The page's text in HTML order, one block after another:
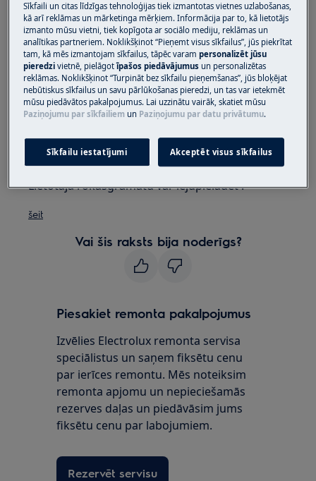
Attiecas uz:
iebūvējama trauku mazgājamā mašīna
brīvstāvoša trauku mazgājamā mašīna
Risinājums:
Skatiet lietotāja rokasgrāmatu, lai
saņemtu sīkāku informāciju un norādījumus
par to, kā aktivizēt un deaktivizēt signālu.
Lietotāja rokasgrāmatu var lejupielādēt .
šeit
Vai šis raksts bija noderīgs?
Piesakiet remonta pakalpojumus
Izvēlies Electrolux remonta servisa
speciālistus un saņem fiksētu cenu
par ierīces remontu. Mēs noteiksim
remonta apjomu un nepieciešamās
rezerves daļas un piedāvāsim jums
fiksētu cenu par labojumiem.
Rezervēt servisu
Sīkfaili un citas līdzīgas tehnoloģijas tiek izmantotas vietnes uzlabošanas,
kā arī reklāmas un mārketinga mērķiem. Informācija par to, kā lietotājs
izmanto mūsu vietni, tiek kopīgota ar sociālo mediju, reklāmas un
analītikas partneriem. Noklikšķinot “Pieņemt visus sīkfailus”, jūs piekrītat
tam, kā mēs izmantojam sīkfailus, tāpēc varampersonalizēt jūsu
pieredzivietnē, pielāgotīpašos piedāvājumus un personalizētas
reklāmas. Noklikšķinot “Turpināt bez sīkfailu pieņemšanas”, jūs bloķējat
nebūtiskus sīkfailus un savu pārlūkošanas pieredzi, un tas var ietekmēt
mūsu piedāvātos pakalpojumus. Lai uzzinātu vairāk, skatiet mūsu
Paziņojumu par sīkfailiem un Paziņojumu par datu privātumu.
Sīkfailu iestatījumi Akceptēt visus sīkfailus